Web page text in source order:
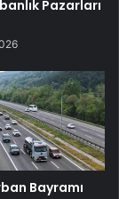
Pazarları
Bayramı